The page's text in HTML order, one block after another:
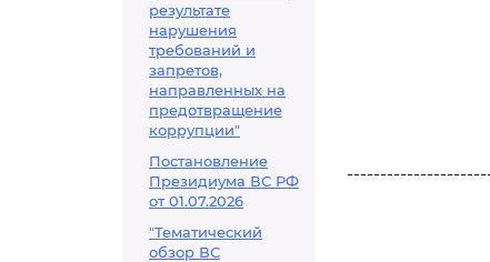
результате
нарушения
требований и
запретов,
направленных на
предотвращение
коррупции"
Постановление
Президиума ВС РФ
от 01.07.2026
"Тематический
обзор ВС